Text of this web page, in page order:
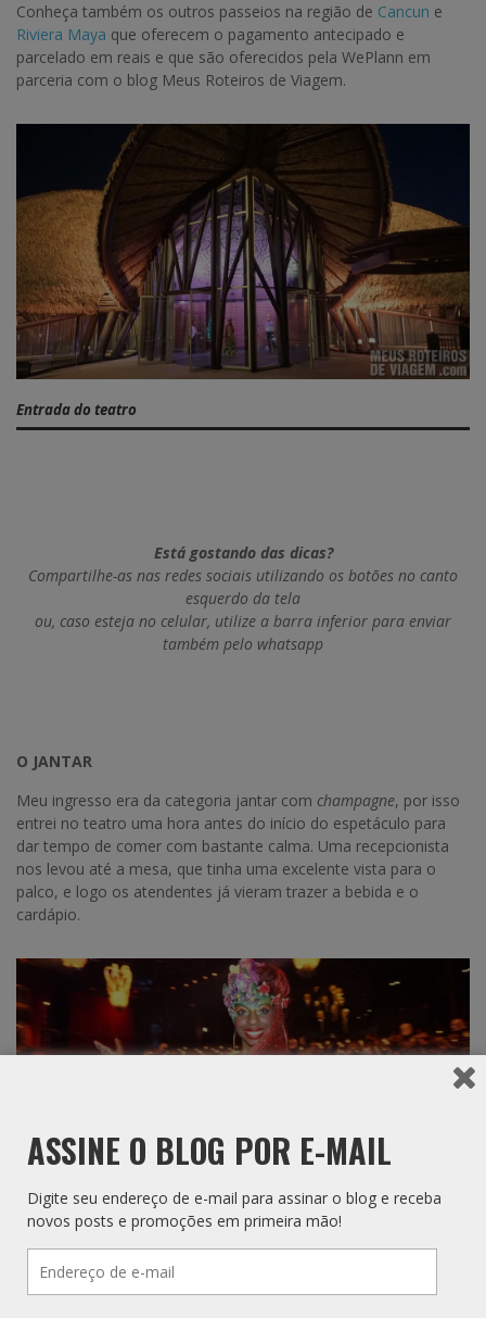
Conheça também os outros passeios na região de Cancun e
Riviera Maya que oferecem o pagamento antecipado e
parcelado em reais e que são oferecidos pela WePlann em
parceria com o blog Meus Roteiros de Viagem.
Entrada do teatro
Está gostando das dicas?
Compartilhe-as nas redes sociais utilizando os botões no canto
esquerdo da tela
ou, caso esteja no celular, utilize a barra inferior para enviar
também pelo whatsapp
O JANTAR
Meu ingresso era da categoria jantar com champagne, por isso
entrei no teatro uma hora antes do início do espetáculo para
dar tempo de comer com bastante calma. Uma recepcionista
nos levou até a mesa, que tinha uma excelente vista para o
palco, e logo os atendentes já vieram trazer a bebida e o
cardápio.
Recepcionista do espetáculo
ASSINE O BLOG POR E-MAIL
Digite seu endereço de e-mail para assinar o blog e receba
novos posts e promoções em primeira mão!
de